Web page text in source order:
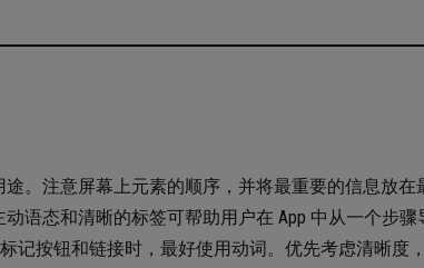
。注意屏幕上元素的顺序，并将最重要的信息放在
语态和清晰的标签可帮助用户在 App 中从一个步
记按钮和链接时，最好使用动词。优先考虑清晰度